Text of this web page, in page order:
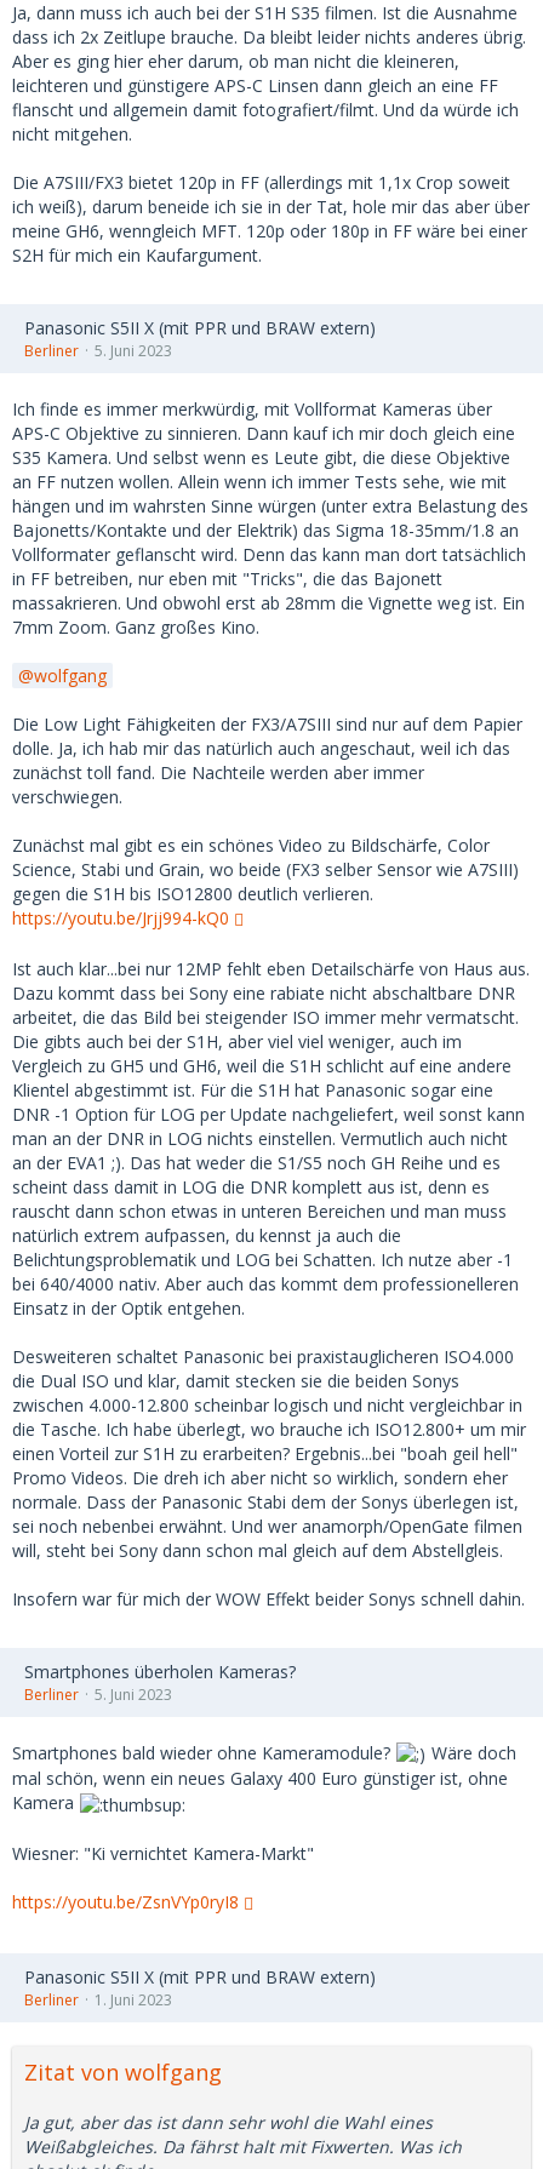
Ja, dann muss ich auch bei der S1H S35 filmen. Ist die Ausnahme
dass ich 2x Zeitlupe brauche. Da bleibt leider nichts anderes übrig.
Aber es ging hier eher darum, ob man nicht die kleineren,
leichteren und günstigere APS-C Linsen dann gleich an eine FF
flanscht und allgemein damit fotografiert/filmt. Und da würde ich
nicht mitgehen.
Die A7SIII/FX3 bietet 120p in FF (allerdings mit 1,1x Crop soweit
ich weiß), darum beneide ich sie in der Tat, hole mir das aber über
meine GH6, wenngleich MFT. 120p oder 180p in FF wäre bei einer
S2H für mich ein Kaufargument.
Panasonic S5II X (mit PPR und BRAW extern)
Berliner 5. Juni 2023
Ich finde es immer merkwürdig, mit Vollformat Kameras über
APS-C Objektive zu sinnieren. Dann kauf ich mir doch gleich eine
S35 Kamera. Und selbst wenn es Leute gibt, die diese Objektive
an FF nutzen wollen. Allein wenn ich immer Tests sehe, wie mit
hängen und im wahrsten Sinne würgen (unter extra Belastung des
Bajonetts/Kontakte und der Elektrik) das Sigma 18-35mm/1.8 an
Vollformater geflanscht wird. Denn das kann man dort tatsächlich
in FF betreiben, nur eben mit "Tricks", die das Bajonett
massakrieren. Und obwohl erst ab 28mm die Vignette weg ist. Ein
7mm Zoom. Ganz großes Kino.
wolfgang
Die Low Light Fähigkeiten der FX3/A7SIII sind nur auf dem Papier
dolle. Ja, ich hab mir das natürlich auch angeschaut, weil ich das
zunächst toll fand. Die Nachteile werden aber immer
verschwiegen.
Zunächst mal gibt es ein schönes Video zu Bildschärfe, Color
Science, Stabi und Grain, wo beide (FX3 selber Sensor wie A7SIII)
gegen die S1H bis ISO12800 deutlich verlieren.
https://youtu.be/Jrjj994-kQ0
Ist auch klar...bei nur 12MP fehlt eben Detailschärfe von Haus aus.
Dazu kommt dass bei Sony eine rabiate nicht abschaltbare DNR
arbeitet, die das Bild bei steigender ISO immer mehr vermatscht.
Die gibts auch bei der S1H, aber viel viel weniger, auch im
Vergleich zu GH5 und GH6, weil die S1H schlicht auf eine andere
Klientel abgestimmt ist. Für die S1H hat Panasonic sogar eine
DNR -1 Option für LOG per Update nachgeliefert, weil sonst kann
man an der DNR in LOG nichts einstellen. Vermutlich auch nicht
an der EVA1 ;). Das hat weder die S1/S5 noch GH Reihe und es
scheint dass damit in LOG die DNR komplett aus ist, denn es
rauscht dann schon etwas in unteren Bereichen und man muss
natürlich extrem aufpassen, du kennst ja auch die
Belichtungsproblematik und LOG bei Schatten. Ich nutze aber -1
bei 640/4000 nativ. Aber auch das kommt dem professionelleren
Einsatz in der Optik entgehen.
Desweiteren schaltet Panasonic bei praxistauglicheren ISO4.000
die Dual ISO und klar, damit stecken sie die beiden Sonys
zwischen 4.000-12.800 scheinbar logisch und nicht vergleichbar in
die Tasche. Ich habe überlegt, wo brauche ich ISO12.800+ um mir
einen Vorteil zur S1H zu erarbeiten? Ergebnis...bei "boah geil hell"
Promo Videos. Die dreh ich aber nicht so wirklich, sondern eher
normale. Dass der Panasonic Stabi dem der Sonys überlegen ist,
sei noch nebenbei erwähnt. Und wer anamorph/OpenGate filmen
will, steht bei Sony dann schon mal gleich auf dem Abstellgleis.
Insofern war für mich der WOW Effekt beider Sonys schnell dahin.
Smartphones überholen Kameras?
Berliner 5. Juni 2023
Smartphones bald wieder ohne Kameramodule?
Wäre doch
mal schön, wenn ein neues Galaxy 400 Euro günstiger ist, ohne
Kamera
Wiesner: "Ki vernichtet Kamera-Markt"
https://youtu.be/ZsnVYp0ryI8
Panasonic S5II X (mit PPR und BRAW extern)
Berliner 1. Juni 2023
Zitat von wolfgang
Ja gut, aber das ist dann sehr wohl die Wahl eines
Weißabgleiches. Da fährst halt mit Fixwerten. Was ich